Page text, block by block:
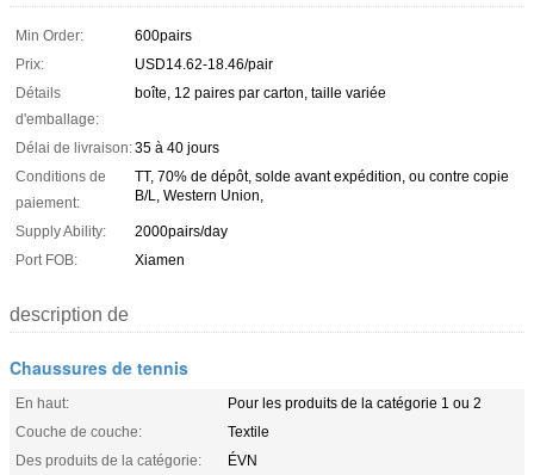
Min Order:
600pairs
Prix:
USD14.62-18.46/pair
Détails
d'emballage:
boîte, 12 paires par carton, taille variée
Délai de livraison:35 à 40 jours
Conditions de
paiement:
TT, 70% de dépôt, solde avant expédition, ou contre copie
B/L, Western Union,
Supply Ability:
2000pairs/day
Port FOB:
Xiamen
description de
Chaussures de tennis
En haut:
Pour les produits de la catégorie 1 ou 2
Couche de couche:
Textile
Des produits de la catégorie:
ÉVN